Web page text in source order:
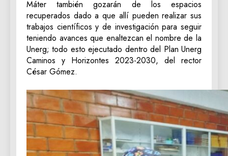
Máter también gozarán de los espacios
recuperados dado a que allí pueden realizar sus
trabajos científicos y de investigación para seguir
teniendo avances que enaltezcan el nombre de la
Unerg; todo esto ejecutado dentro del Plan Unerg
Caminos y Horizontes 2023-2030, del rector
César Gómez.